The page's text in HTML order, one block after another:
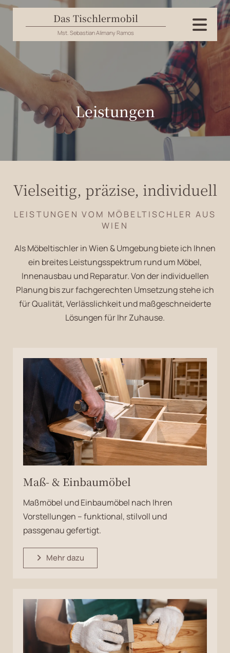
Das Tischlermobil
Mst. Sebastian Alimany Ramos
Leistungen
Vielseitig, präzise, individuell
LEISTUNGEN VOM MÖBELTISCHLER AUS
WIEN
Als Möbeltischler in Wien & Umgebung biete ich Ihnen
ein breites Leistungsspektrum rund um Möbel,
Innenausbau und Reparatur. Von der individuellen
Planung bis zur fachgerechten Umsetzung stehe ich
für Qualität, Verlässlichkeit und maßgeschneiderte
Lösungen für Ihr Zuhause.
Maß- & Einbaumöbel
Maßmöbel und Einbaumöbel nach Ihren
Vorstellungen – funktional, stilvoll und
passgenau gefertigt.
Mehr dazu